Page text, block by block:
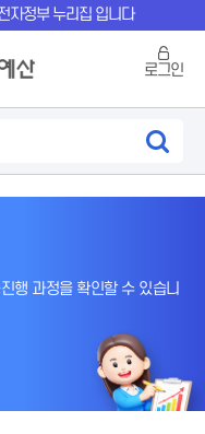
자정부 누리집 입니다
로그인
진행 과정을 확인할 수 있습니